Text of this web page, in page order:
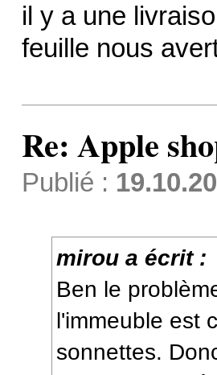
il y a une
feuille nous
Re: Apple
Publié :
mirou a écrit :
Ben le
l'immeuble est
sonnettes.